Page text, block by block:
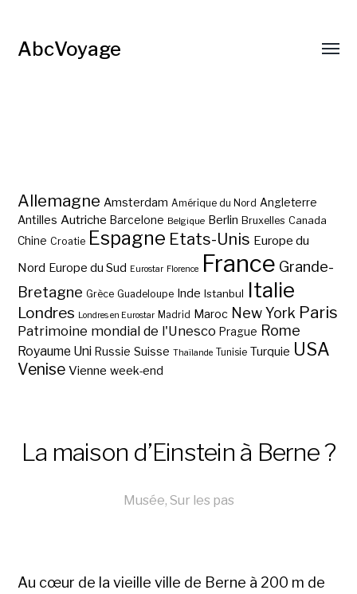
AbcVoyage
Allemagne Amsterdam Amérique du Nord Angleterre
Antilles Autriche Barcelone Belgique Berlin Bruxelles Canada
Chine Croatie Espagne Etats-Unis Europe du
Nord Europe du Sud Eurostar Florence France Grande-
Bretagne Grèce Guadeloupe Inde Istanbul Italie
Londres Londres en Eurostar Madrid Maroc New York Paris
Patrimoine mondial de l'Unesco Prague Rome
Royaume Uni Russie Suisse Thaïlande Tunisie Turquie USA
Venise Vienne week-end
La maison d’Einstein à Berne ?
Musée, Sur les pas
Au cœur de la vieille ville de Berne à 200 m de